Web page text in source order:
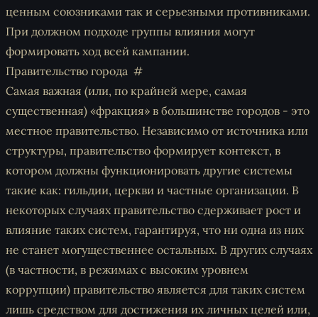
ценным союзниками так и серьезными противниками.
При должном подходе группы влияния могут
формировать ход всей кампании.
Правительство города
Самая важная (или, по крайней мере, самая
существенная) «фракция» в большинстве городов - это
местное правительство. Независимо от источника или
структуры, правительство формирует контекст, в
котором должны функционировать другие системы
такие как: гильдии, церкви и частные организации. В
некоторых случаях правительство сдерживает рост и
влияние таких систем, гарантируя, что ни одна из них
не станет могущественнее остальных. В других случаях
(в частности, в режимах с высоким уровнем
коррупции) правительство является для таких систем
лишь средством для достижения их личных целей или,